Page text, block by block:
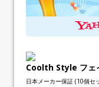
Coolth Style フェ
日本メーカー保証 (10個セ